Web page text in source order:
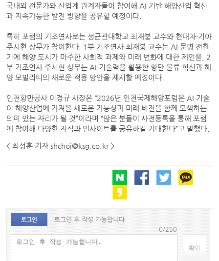
국내외 전문가와 산업계 관계자들이 참여해 AI 기반 해양산업 혁신
과 지속가능한 발전 방향을 공유할 예정이다.
특히 포럼의 기조연사로는 성균관대학교 최재붕 교수와 현대차·기아
주시현 상무가 참여한다. 1부 기조연사 최재붕 교수는 AI 문명 전환
기에 해양 도시가 마주한 사회적 과제와 미래 변화에 대한 제언을, 2
부 기조연사 주시현 상무는 AI 기술력을 활용한 항만 물류 혁신과 해
양 모빌리티의 새로운 적용 방안을 제시할 예정이다.
인천항만공사 이경규 사장은 “2026년 인천국제해양포럼은 AI 기술
이 해양산업에 가져올 새로운 가능성과 미래 비전을 함께 모색하는
의미 있는 자리가 될 것”이라며 “많은 분들이 사전등록을 통해 포럼
에 참여해 다양한 지식과 인사이트를 공유하길 기대한다”고 말했다.
< 최성훈 기자 shchoi@ksg.co.kr >
로그인
로그인 후 작성 가능합니다.
0/250
확인